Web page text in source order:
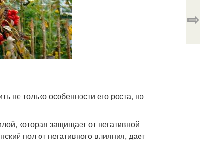
не только особенности его роста, но
которая защищает от негативной
пол от негативного влияния, дает
⇨